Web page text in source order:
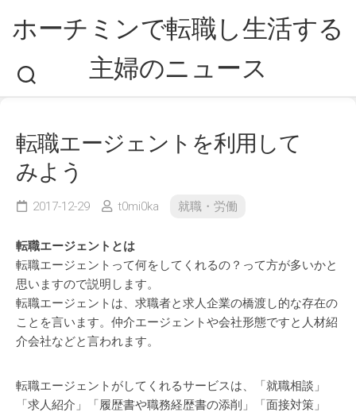
content
ホーチミンで転職し生活する
主婦のニュース
転職エージェントを利用して
みよう
2017-12-29 t0mi0ka 就職・労働
転職エージェントとは
転職エージェントって何をしてくれるの？って方が多いかと
思いますので説明します。
転職エージェントは、求職者と求人企業の橋渡し的な存在の
ことを言います。仲介エージェントや会社形態ですと人材紹
介会社などと言われます。
転職エージェントがしてくれるサービスは、「就職相談」
「求人紹介」「履歴書や職務経歴書の添削」「面接対策」